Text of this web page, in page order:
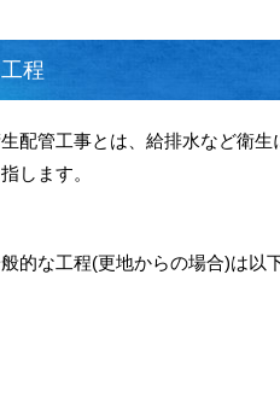
工程
配管工事とは、給排水など衛生
します。
的な工程(更地からの場合)は以